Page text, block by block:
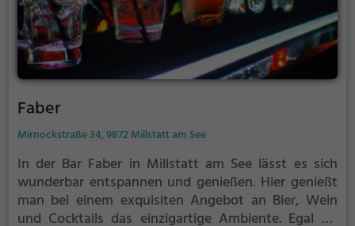
Faber
Mirnockstraße 34, 9872 Millstatt am See
In der Bar Faber in Millstatt am See lässt es sich
wunderbar entspannen und genießen. Hier genießt
man bei einem exquisiten Angebot an Bier, Wein
und Cocktails das einzigartige Ambiente. Egal ob